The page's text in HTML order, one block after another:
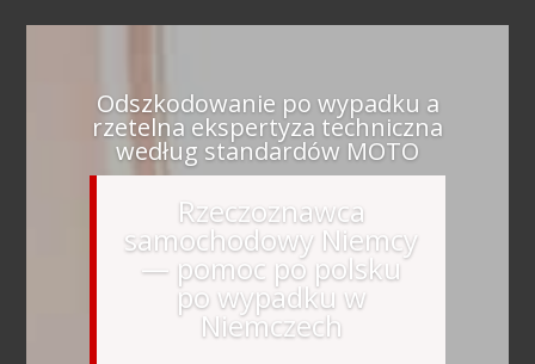
Odszkodowanie po wypadku a
rzetelna ekspertyza techniczna
według standardów MOTO
Rzeczoznawca
samochodowy Niemcy
— pomoc po polsku
po wypadku w
Niemczech